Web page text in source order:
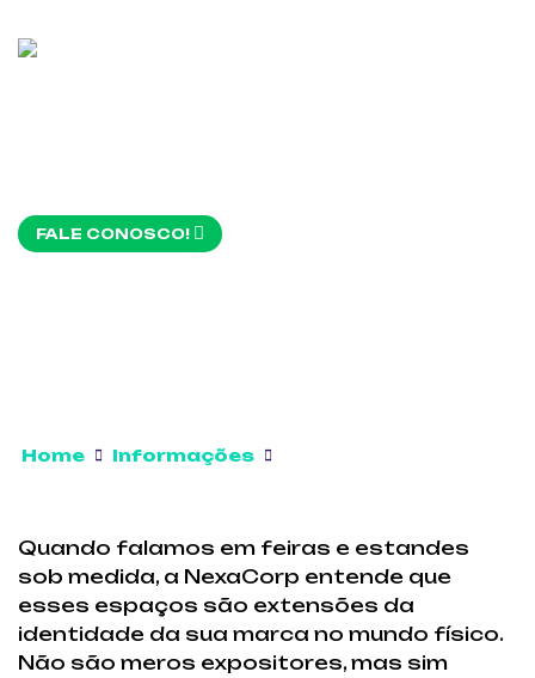
FALE CONOSCO!
Home Informações
Quando falamos em feiras e estandes
sob medida, a NexaCorp entende que
esses espaços são extensões da
identidade da sua marca no mundo físico.
Não são meros expositores, mas sim